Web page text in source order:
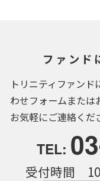
ファンド
トリニティファン
わせフォームまたは
お気軽にご連絡くだ
TEL:
受付時間